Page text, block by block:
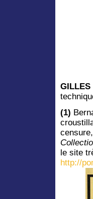
GILLES
(1)
le site
http://